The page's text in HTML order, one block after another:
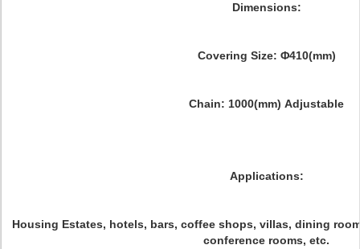
Dimensions:
Covering Size: Φ410(mm)
Chain: 1000(mm) Adjustable
Applications:
Housing Estates, hotels, bars, coffee shops, villas, dining
conference rooms, etc.